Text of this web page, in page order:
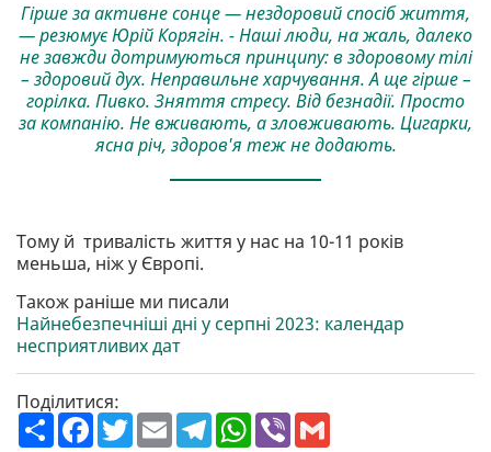
Гірше за активне сонце — нездоровий спосіб життя,
— резюмує Юрій Корягін. - Наші люди, на жаль, далеко
не завжди дотримуються принципу: в здоровому тілі
– здоровий дух. Неправильне харчування. А ще гірше –
горілка. Пивко. Зняття стресу. Від безнадії. Просто
за компанію. Не вживають, а зловживають. Цигарки,
ясна річ, здоров'я теж не додають.
Тому й тривалість життя у нас на 10-11 років
меньша, ніж у Європі.
Також раніше ми писали
Найнебезпечніші дні у серпні 2023: календар
несприятливих дат
Поділитися:
П
о
F
a
T
w
E
m
T
e
W
h
V